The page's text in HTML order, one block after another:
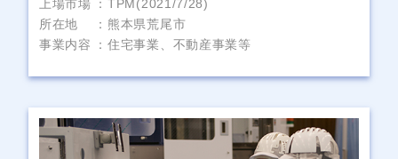
上場市場
TPM(2021/7/28)
所在地
熊本県荒尾市
事業内容
住宅事業、不動産事業等